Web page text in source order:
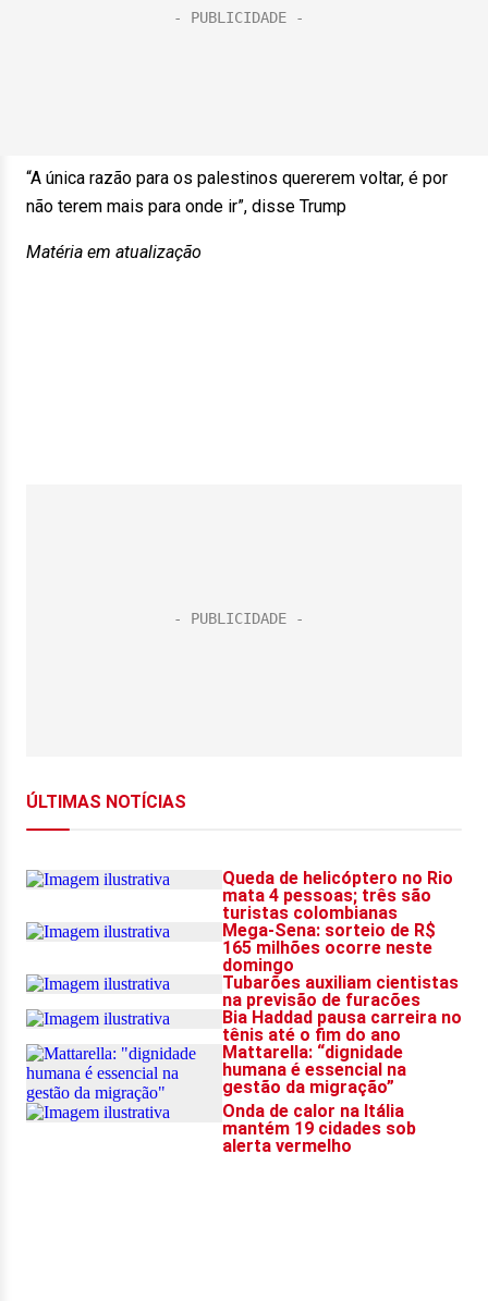
“A única razão para os palestinos quererem voltar, é por
não terem mais para onde ir”, disse Trump
Matéria em atualização